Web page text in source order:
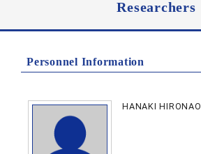
Researchers
Personnel Information
HANAKI HIRONAO